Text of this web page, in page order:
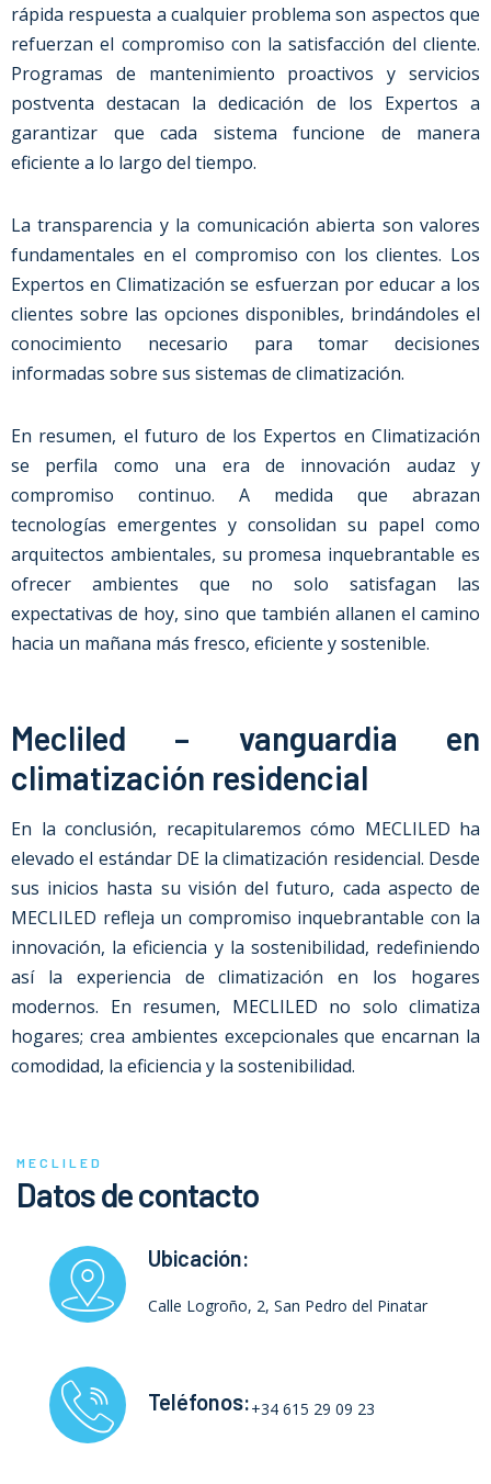
rápida respuesta a cualquier problema son aspectos que
refuerzan el compromiso con la satisfacción del cliente.
Programas de mantenimiento proactivos y servicios
postventa destacan la dedicación de los Expertos a
garantizar que cada sistema funcione de manera
eficiente a lo largo del tiempo.
La transparencia y la comunicación abierta son valores
fundamentales en el compromiso con los clientes. Los
Expertos en Climatización se esfuerzan por educar a los
clientes sobre las opciones disponibles, brindándoles el
conocimiento necesario para tomar decisiones
informadas sobre sus sistemas de climatización.
En resumen, el futuro de los Expertos en Climatización
se perfila como una era de innovación audaz y
compromiso continuo. A medida que abrazan
tecnologías emergentes y consolidan su papel como
arquitectos ambientales, su promesa inquebrantable es
ofrecer ambientes que no solo satisfagan las
expectativas de hoy, sino que también allanen el camino
hacia un mañana más fresco, eficiente y sostenible.
Mecliled – vanguardia en
climatización residencial
En la conclusión, recapitularemos cómo MECLILED ha
elevado el estándar DE la climatización residencial. Desde
sus inicios hasta su visión del futuro, cada aspecto de
MECLILED refleja un compromiso inquebrantable con la
innovación, la eficiencia y la sostenibilidad, redefiniendo
así la experiencia de climatización en los hogares
modernos. En resumen, MECLILED no solo climatiza
hogares; crea ambientes excepcionales que encarnan la
comodidad, la eficiencia y la sostenibilidad.
MECLILED
Datos de contacto
Ubicación:
Calle Logroño, 2, San Pedro del Pinatar
Teléfonos:+34 615 29 09 23